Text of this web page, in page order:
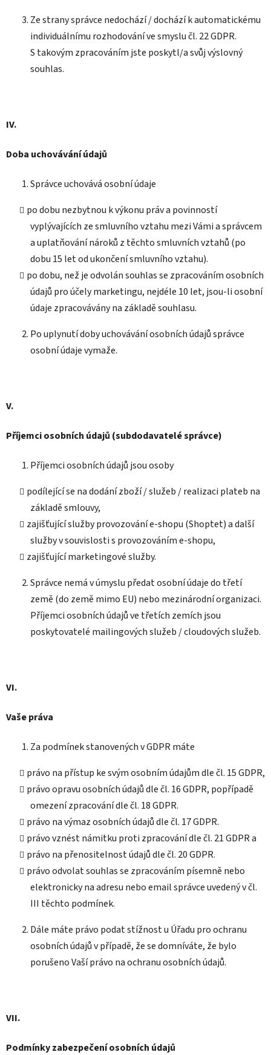
Ze strany správce nedochází / dochází k automatickému
individuálnímu rozhodování ve smyslu čl. 22 GDPR.
S takovým zpracováním jste poskytl/a svůj výslovný
souhlas.
IV.
Doba uchovávání údajů
Správce uchovává osobní údaje
po dobu nezbytnou k výkonu práv a povinností
vyplývajících ze smluvního vztahu mezi Vámi a správcem
a uplatňování nároků z těchto smluvních vztahů (po
dobu 15 let od ukončení smluvního vztahu).
po dobu, než je odvolán souhlas se zpracováním osobních
údajů pro účely marketingu, nejdéle 10 let, jsou-li osobní
údaje zpracovávány na základě souhlasu.
Po uplynutí doby uchovávání osobních údajů správce
osobní údaje vymaže.
V.
Příjemci osobních údajů (subdodavatelé správce)
Příjemci osobních údajů jsou osoby
podílející se na dodání zboží / služeb / realizaci plateb na
základě smlouvy,
zajišťující služby provozování e-shopu (Shoptet) a další
služby v souvislosti s provozováním e-shopu,
zajišťující marketingové služby.
Správce nemá v úmyslu předat osobní údaje do třetí
země (do země mimo EU) nebo mezinárodní organizaci.
Příjemci osobních údajů ve třetích zemích jsou
poskytovatelé mailingových služeb / cloudových služeb.
VI.
Vaše práva
Za podmínek stanovených v GDPR máte
právo na přístup ke svým osobním údajům dle čl. 15 GDPR,
právo opravu osobních údajů dle čl. 16 GDPR, popřípadě
omezení zpracování dle čl. 18 GDPR.
právo na výmaz osobních údajů dle čl. 17 GDPR.
právo vznést námitku proti zpracování dle čl. 21 GDPR a
právo na přenositelnost údajů dle čl. 20 GDPR.
právo odvolat souhlas se zpracováním písemně nebo
elektronicky na adresu nebo email správce uvedený v čl.
III těchto podmínek.
Dále máte právo podat stížnost u Úřadu pro ochranu
osobních údajů v případě, že se domníváte, že bylo
porušeno Vaší právo na ochranu osobních údajů.
VII.
Podmínky zabezpečení osobních údajů